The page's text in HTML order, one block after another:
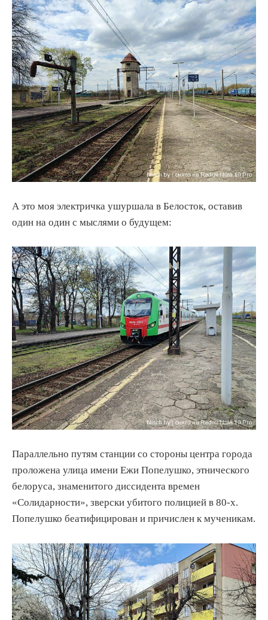
А это моя электричка ушуршала в Белосток, оставив
один на один с мыслями о будущем:
Параллельно путям станции со стороны центра города
проложена улица имени Ежи Попелушко, этнического
белоруса, знаменитого диссидента времен
«Солидарности», зверски убитого полицией в 80-х.
Попелушко беатифицирован и причислен к мученикам.